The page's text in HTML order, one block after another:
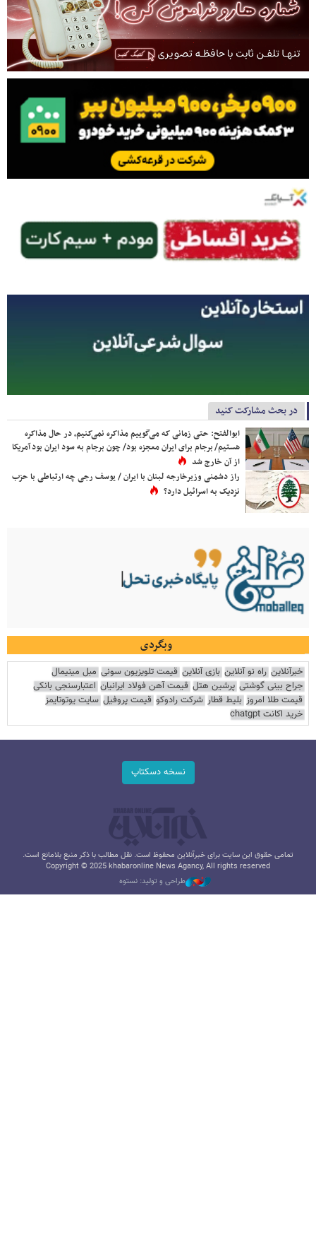
در بحث مشارکت کنید
ابوالفتح: حتی زمانی که می‌گوییم مذاکره نمی‌کنیم، در حال مذاکره
هستیم/ برجام برای ایران معجزه بود/ چون برجام به سود ایران بود آمریکا
از آن خارج شد
راز دشمنی وزیرخارجه لبنان با ایران / یوسف رجی چه ارتباطی با حزب
نزدیک به اسرائیل دارد؟
وبگردی
خبرآنلاین راه نو آنلاین بازی آنلاین قیمت تلویزیون سونی مبل مینیمال
جراح بینی گوشتی پرشین هتل قیمت آهن فولاد ایرانیان اعتبارسنجی بانکی
قیمت طلا امروز بلیط قطار شرکت رادوکو قیمت پروفیل سایت یوتوتایمز
خرید اکانت chatgpt
نسخه دسکتاپ
تمامی حقوق این سایت برای خبرآنلاین محفوظ است. نقل مطالب با ذکر منبع بلامانع است.
Copyright © 2025 khabaronline News Agancy, All rights reserved
طراحی و تولید: نستوه